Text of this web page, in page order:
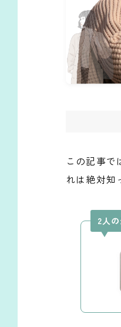
この記事
れは絶対知
2人